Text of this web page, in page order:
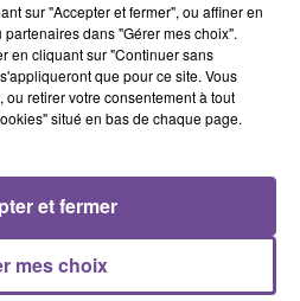
ORIA
Mondaine
MYLES SMITH
Drive Safe
compte-tenu du refus du
vous avez exprimé. Si vous
de nous donner votre accord
le bouton ci-dessous.
sur "Accepter et fermer", ou affiner en
dans "Gérer mes choix".
en cliquant sur "Continuer sans
que pour ce site. Vous
retirer votre consentement à tout
situé en bas de chaque page.
mes choix
et fermer